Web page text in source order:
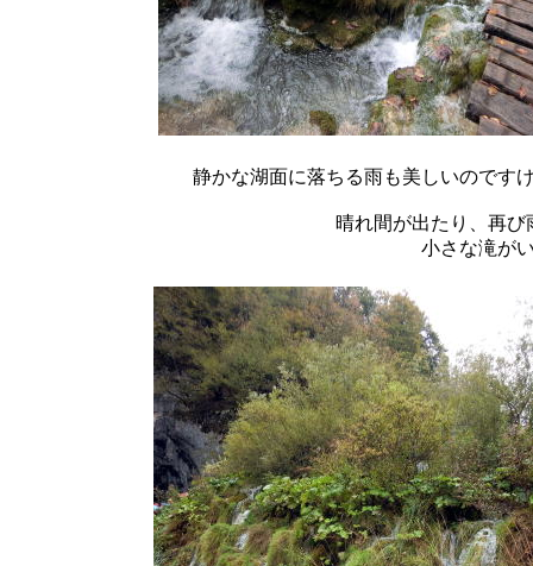
静かな湖面に落ちる雨も美しいのです
晴れ間が出たり、再
小さな滝が